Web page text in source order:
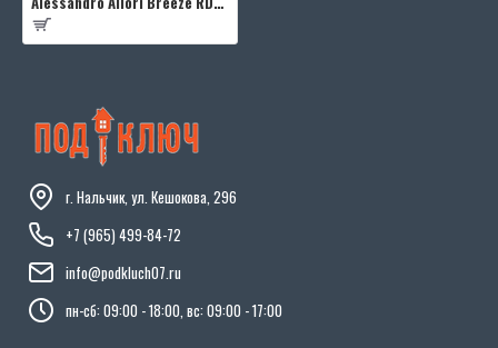
г. Нальчик, ул. Кешокова, 296
+7 (965) 499-84-72
info@podkluch07.ru
пн-сб: 09:00 - 18:00, вс: 09:00 - 17:00